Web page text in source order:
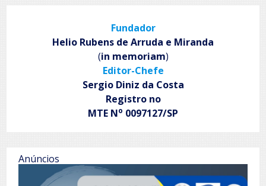
Fundador
Helio Rubens de Arruda e Miranda
(in memoriam)
Editor-Chefe
Sergio Diniz da Costa
Registro no
MTE No 0097127/SP
Anúncios